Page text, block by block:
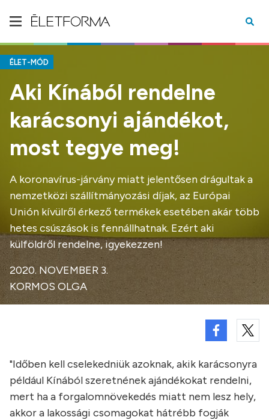
ÉLET-MÓD
Aki Kínából rendelne
karácsonyi ajándékot,
most tegye meg!
A koronavírus-járvány miatt jelentősen drágultak a
nemzetközi szállítmányozási díjak, az Európai
Unión kívülről érkező termékek esetében akár több
hetes csúszások is fennállhatnak. Ezért aki
külföldről rendelne, igyekezzen!
2020. NOVEMBER 3.
KORMOS OLGA
"Időben kell cselekedniük azoknak, akik karácsonyra
például Kínából szeretnének ajándékokat rendelni,
mert ha a forgalomnövekedés miatt nem lesz hely,
akkor a lakossági csomagokat hátrébb fogják